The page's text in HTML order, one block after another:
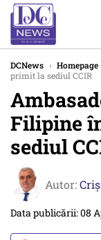
DCNews › Homepage
primit la sediul CCIR
Filipine
sediul
Autor:
Data publicării: 08